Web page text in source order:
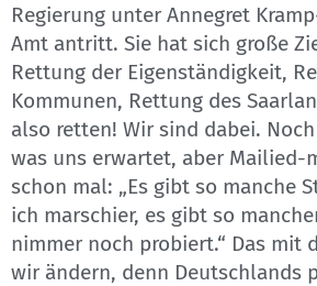
Regierung unter Annegret
Amt antritt. Sie hat sich große
Rettung der Eigenständigkeit,
Kommunen, Rettung des
also retten! Wir sind dabei.
was uns erwartet, aber Mailied-
schon mal: „Es gibt so manche
ich marschier, es gibt so
nimmer noch probiert.“ Das mit
wir ändern, denn Deutschlands